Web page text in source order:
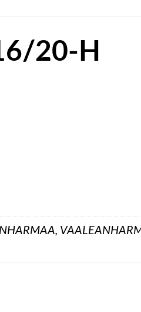
20-H